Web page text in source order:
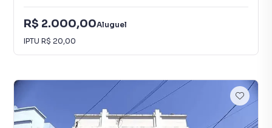
R$ 2.000,00Aluguel
IPTU R$ 20,00